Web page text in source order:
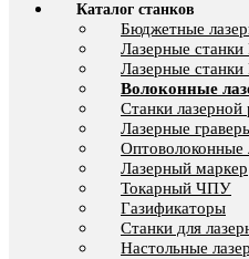
Каталог станков
Бюджетные
Лазерные
Лазерные
Волоконные
Станки лазерной
Лазерные
Оптоволоконные
Лазерный маркер
Токарный ЧПУ
Газификаторы
Cтанки для
Настольные